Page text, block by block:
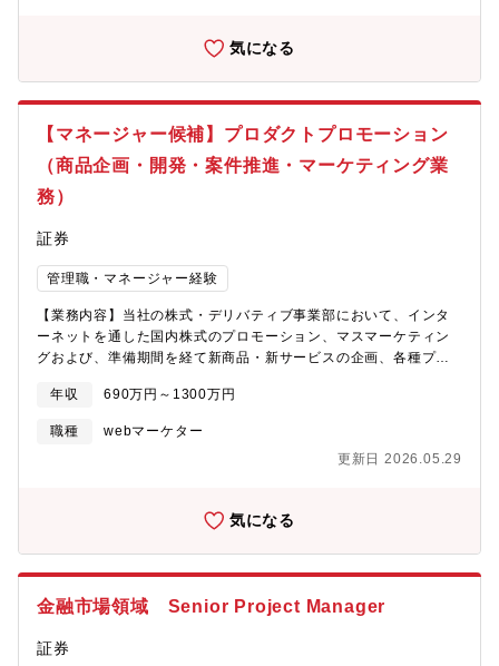
カー/IT等で開発/研究職に従事■共通要望事項・一般公開されてい
る開発経験。・アプリケーション開発に関する全般的な知識と新
テムの多様化・高度化が進むグローバル・マーケッツにおいて、
デリバティブ業務を理解し、プロジェクトを企画、遂行をするこ
プロジェクトマネージャー・ビジネスアナリストITベンダーに
会社にて、デリバティブに関する業務経験が10年以上
気になる
【マネージャー候補】プロダクトプロモーション
（商品企画・開発・案件推進・マーケティング業
務）
証券
管理職・マネージャー経験
【業務内容】当社の株式・デリバティブ事業部において、インタ
ーネットを通した国内株式のプロモーション、マスマーケティン
グおよび、準備期間を経て新商品・新サービスの企画、各種プロ
推進する業務となります。【主な業務内容】・日本株を中心とし
たマーケティング業務（WEBマーケティング、データ分析、キャ
ンペーン、コンテンツ制作）・セミナー企画・運営（300～1000
名程度のセミナー及びネットセミナーの企画推進、運営）・新商
関係部署・社外との連携・大口顧客獲得、満足度向上のための企
は株式・デリバティブ事業部で、20代～40代を中心に約20名のメ
国、香港、上海A株、アセアン）、ETF、ETN、上場先物・オプシ
障害処理、担当商品にかかる取引所や取引先との対外折衝）を担
年収 690万円～1300万円
職種
webマーケター
更新日 2026.05.29
気になる
金融市場領域 Senior Project Manager
証券